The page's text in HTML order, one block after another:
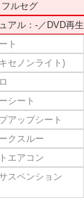
ルセグ
アル：-／DVD再生
ト
セノンライト)
シート
アップシート
クスルー
エアコン
スペンション